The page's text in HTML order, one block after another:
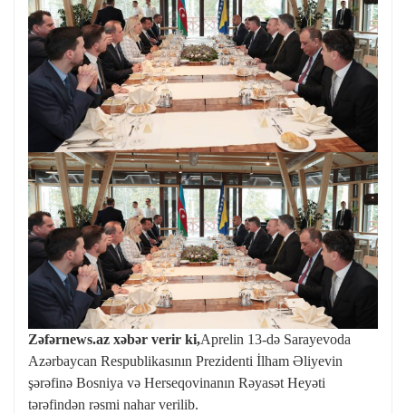
Zəfərnews.az xəbər verir ki,Aprelin 13-də Sarayevoda
Azərbaycan Respublikasının Prezidenti İlham Əliyevin
şərəfinə Bosniya və Herseqovinanın Rəyasət Heyəti
tərəfindən rəsmi nahar verilib.